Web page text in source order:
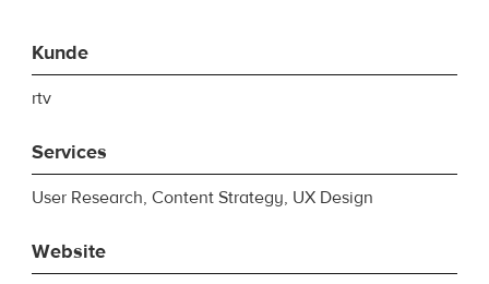
Kunde
rtv
Services
User Research, Content Strategy, UX Design
Website